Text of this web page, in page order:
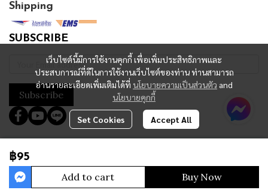
฿95
Add to cart
Buy Now
เว็บไซต์นี้มีการใช้งานคุกกี้ เพื่อเพิ่มประสิทธิภาพและ
ประสบการณ์ที่ดีในการใช้งานเว็บไซต์ของท่าน ท่านสามารถ
อ่านรายละเอียดเพิ่มเติมได้ที่ นโยบายความเป็นส่วนตัว and
นโยบายคุกกี้
Set Cookies Accept All
Shipping
SUBSCRIBE
Subscribe
Total Visitor2,100,728
Powered By MakeWebEasy